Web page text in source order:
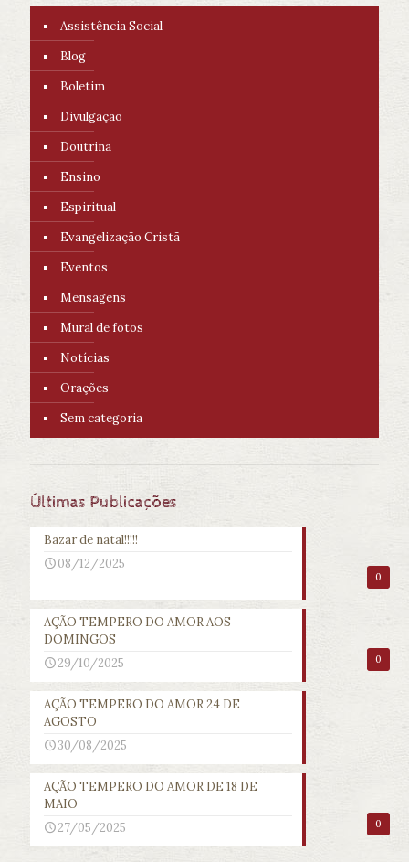
Assistência Social
Blog
Boletim
Divulgação
Doutrina
Ensino
Espiritual
Evangelização Cristã
Eventos
Mensagens
Mural de fotos
Notícias
Orações
Sem categoria
Últimas Publicações
0
Bazar de natal!!!!!
08/12/2025
0
AÇÃO TEMPERO DO AMOR AOS
DOMINGOS
29/10/2025
AÇÃO TEMPERO DO AMOR 24 DE
AGOSTO
30/08/2025
0
AÇÃO TEMPERO DO AMOR DE 18 DE
MAIO
27/05/2025